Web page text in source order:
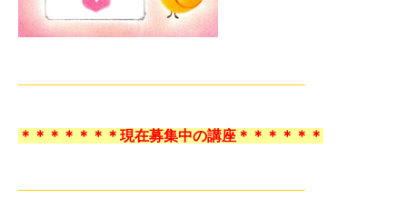
——————————————————————–
＊＊＊＊＊＊＊現在募集中の講座＊＊＊＊＊＊
——————————————————————–